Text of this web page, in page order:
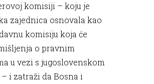
komisiji – koju je
zajednica osnovala kao
komisiju koja će
o pravnim
u vezi s jugoslovenskom
i zatraži da Bosna i